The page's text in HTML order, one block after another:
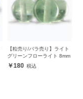
【粒売り/バラ売り】ライト
グリーンフローライト 8mm
180